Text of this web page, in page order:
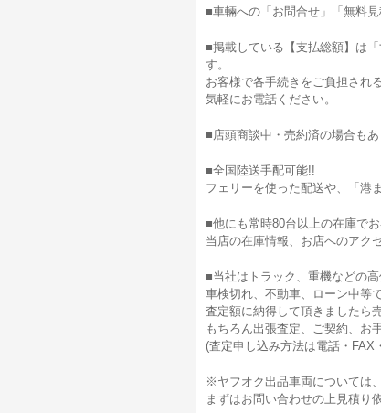
■車輛への「お問合せ」「無料
■掲載している【支払総額】は
す。
お客様で各手続きをご負担され
気軽にお電話ください。
■店頭商談中・売約済の場合も
■全国陸送手配可能!!
フェリーを使った配送や、「港
■他にも常時80台以上の在庫で
当店の在庫情報、お店へのアク
■当社はトラック、重機などの
車検切れ、不動車、ローン中等
査定額に納得して頂きましたら
もちろん出張査定、ご契約、お
(査定申し込み方法は電話・FAX
※ヤフオク出品車両については
まずはお問い合わせの上見積り